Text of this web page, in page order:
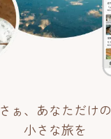
さぁ、あなただけの
小さな旅を